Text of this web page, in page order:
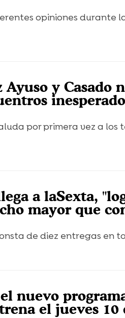
opiniones durante
y Casado
por primera vez a los
a laSexta,
mayor que
de diez entregas en
nuevo
el jueves 10